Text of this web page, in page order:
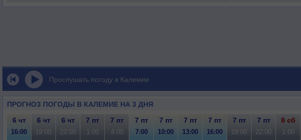
Прослушать погоду в Калемие
ПРОГНОЗ ПОГОДЫ В КАЛЕМИЕ НА 3 ДНЯ
6 чт 6 чт 6 чт 7 пт 7 пт 7 пт 7 пт 7 пт 7 пт 7 пт 7 пт 8 сб
16:00 19:00 22:00 1:00 4:00 7:00 10:00 13:00 16:00 19:00 22:00 1:00